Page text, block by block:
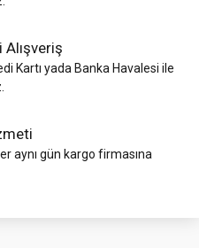
Alışveriş
Kartı yada Banka Havalesi ile
aynı gün kargo firmasına